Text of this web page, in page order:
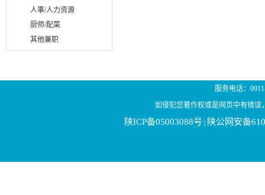
人事/人力资源
厨师/配菜
其他兼职
服务电话：
如侵犯您著作权或是网页中有错
陕ICP备05003088号 陕公网安备